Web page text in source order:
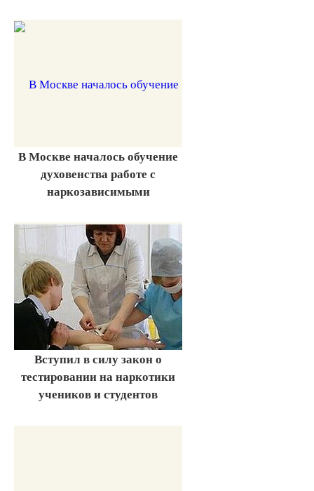
В Москве началось обучение
духовенства работе с
наркозависимыми
Вступил в силу закон о
тестировании на наркотики
учеников и студентов